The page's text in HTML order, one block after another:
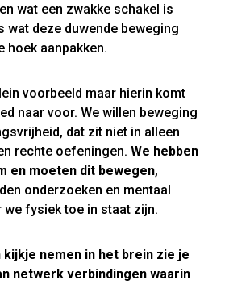
wat een zwakke schakel is
wat deze duwende beweging
hoek aanpakken.
voorbeeld maar hierin komt
naar voor. We willen beweging
dat zit niet in alleen
rechte oefeningen. We hebben
en moeten dit bewegen,
onderzoeken en mentaal
we fysiek toe in staat zijn.
kijkje nemen in het brein zie je
netwerk verbindingen waarin